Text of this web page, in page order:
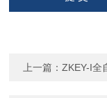
上一篇：ZKEY-I全